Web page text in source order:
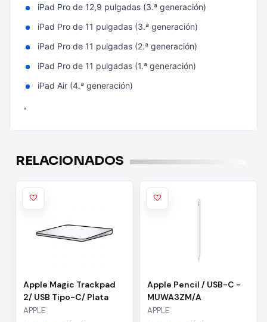
iPad Pro de 12,9 pulgadas (3.ª generación)
iPad Pro de 11 pulgadas (3.ª generación)
iPad Pro de 11 pulgadas (2.ª generación)
iPad Pro de 11 pulgadas (1.ª generación)
iPad Air (4.ª generación)
"
RELACIONADOS
Apple Magic Trackpad
2/ USB Tipo-C/ Plata
APPLE
Apple Pencil / USB-C -
MUWA3ZM/A
APPLE